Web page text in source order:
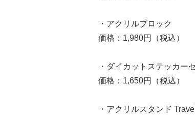
・アクリルブロック
価格：1,980円（税込）
・ダイカットステッカー
価格：1,650円（税込）
・アクリルスタンド